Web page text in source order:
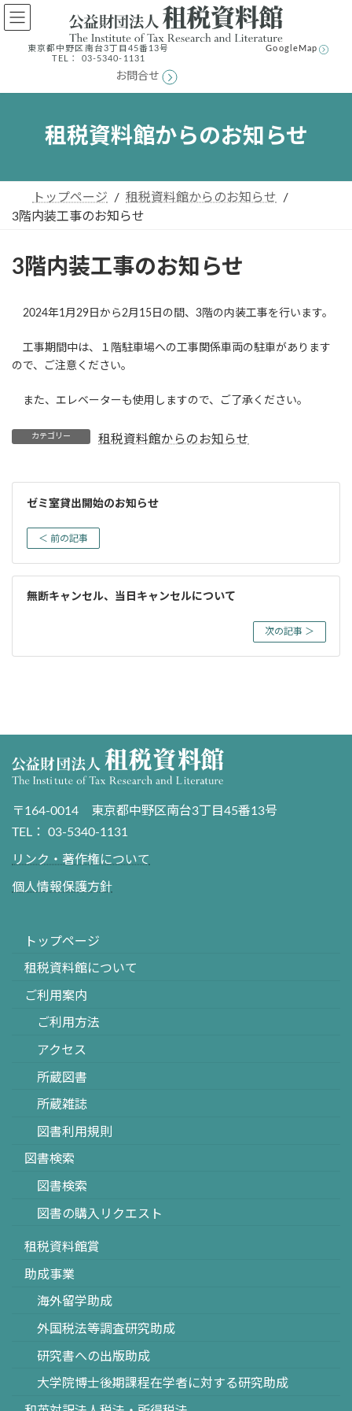
コ
ン
へ
ナ
ビ
ョ
東京都中野区南台3丁⽬45番13号
TEL： 03-5340-1131
GoogleMap
お問合せ
租税資料館からのお知らせ
トップページ
租税資料館からのお知らせ
3階内装工事のお知らせ
3階内装工事のお知らせ
2024年1月29日から2月15日の間、3階の内装工事を行います。
工事期間中は、１階駐車場への工事関係車両の駐車があります
ので、ご注意ください。
また、エレベーターも使用しますので、ご了承ください。
カテゴリー 租税資料館からのお知らせ
ゼミ室貸出開始のお知らせ
＜ 前の記事
無断キャンセル、当日キャンセルについて
次の記事 ＞
〒164-0014 東京都中野区南台3丁目45番13号
TEL： 03-5340-1131
リンク・著作権について
個人情報保護方針
トップページ
租税資料館について
ご利用案内
ご利用方法
アクセス
所蔵図書
所蔵雑誌
図書利用規則
図書検索
図書検索
図書の購入リクエスト
租税資料館賞
助成事業
海外留学助成
外国税法等調査研究助成
研究書への出版助成
大学院博士後期課程在学者に対する研究助成